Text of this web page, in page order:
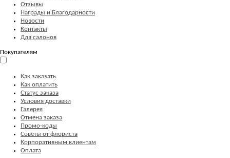
Отзывы
Награды и Благодарности
Новости
Контакты
Для салонов
Покупателям
Как заказать
Как оплатить
Статус заказа
Условия доставки
Галерея
Отмена заказа
Промо-коды
Советы от флориста
Корпоративным клиентам
Оплата